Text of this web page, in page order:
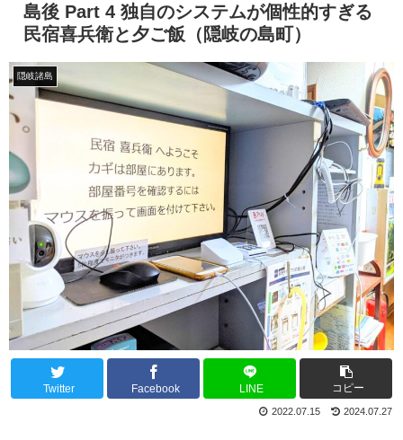
島後 Part 4 独自のシステムが個性的すぎる
民宿喜兵衛と夕ご飯（隠岐の島町）
隠岐諸島
Twitter Facebook LINE コピー
2024.07.27
2022.07.15